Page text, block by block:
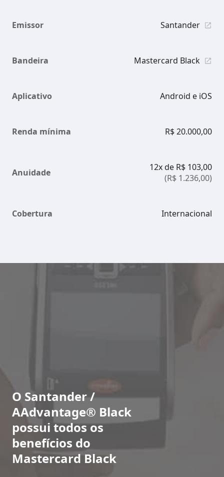
Emissor Santander
Bandeira Mastercard Black
Aplicativo Android e iOS
Renda mínima R$ 20.000,00
Anuidade
12x de R$ 103,00
(R$ 1.236,00)
Cobertura Internacional
O Santander /
AAdvantage® Black
possui todos os
benefícios do
Mastercard Black